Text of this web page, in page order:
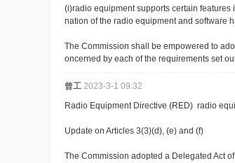
(i)radio equipment supports certain
nation of the radio equipment and software
The Commission shall be empowered to
oncerned by each of the requirements set
曾工 2023-3-1 09:32
Radio Equipment Directive (RED) radio
Update on Articles 3(3)(d), (e) and (f)
The Commission adopted a Delegated Act